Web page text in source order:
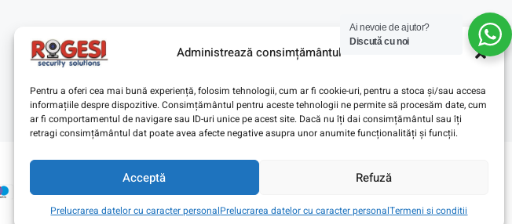
Administrează consimțământul
Pentru a oferi cea mai bună experiență, folosim tehnologii, cum ar fi cookie-uri, pentru a stoca și/sau accesa
informațiile despre dispozitive. Consimțământul pentru aceste tehnologii ne permite să procesăm date, cum
ar fi comportamentul de navigare sau ID-uri unice pe acest site. Dacă nu îți dai consimțământul sau îți
retragi consimțământul dat poate avea afecte negative asupra unor anumite funcționalități și funcții.
Acceptă Refuză
Prelucrarea datelor cu caracter personalPrelucrarea datelor cu caracter personalTermeni si conditii
Ai nevoie de ajutor?
Discută cu noi